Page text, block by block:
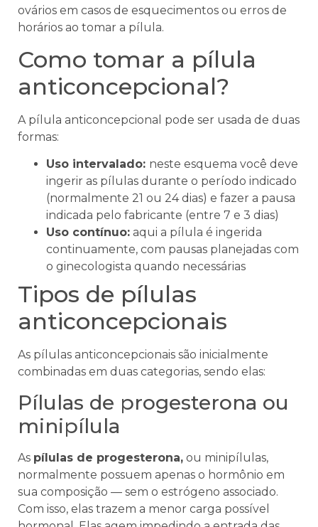
ovários em casos de esquecimentos ou erros de
horários ao tomar a pílula.
Como tomar a pílula
anticoncepcional?
A pílula anticoncepcional pode ser usada de duas
formas:
Uso intervalado: neste esquema você deve
ingerir as pílulas durante o período indicado
(normalmente 21 ou 24 dias) e fazer a pausa
indicada pelo fabricante (entre 7 e 3 dias)
Uso contínuo: aqui a pílula é ingerida
continuamente, com pausas planejadas com
o ginecologista quando necessárias
Tipos de pílulas
anticoncepcionais
As pílulas anticoncepcionais são inicialmente
combinadas em duas categorias, sendo elas:
Pílulas de progesterona ou
minipílula
As pílulas de progesterona, ou minipílulas,
normalmente possuem apenas o hormônio em
sua composição — sem o estrógeno associado.
Com isso, elas trazem a menor carga possível